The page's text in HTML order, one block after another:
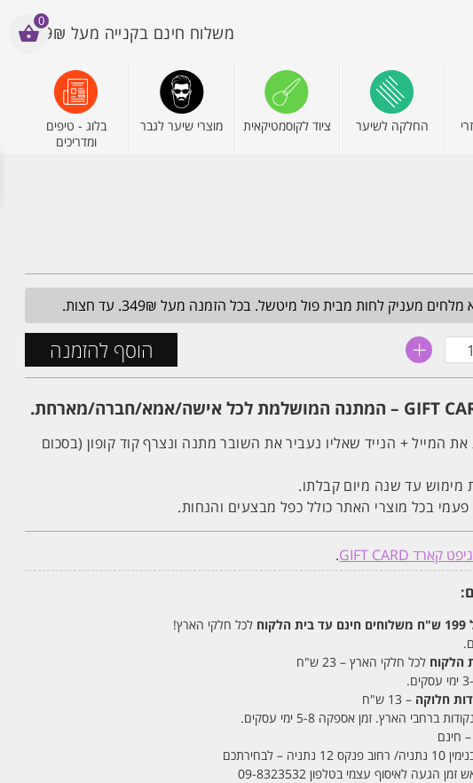
משלוח חינם בקנייה מעל 199₪
החלקה לשיער ציוד לקוסמטיקאית מוצרי שיער לגבר
בלוג - טיפים
ומדריכים
מעניק לחות מבית פול מיטשל. בכל הזמנה מעל 349₪. עד חצות.
+ הוסף להזמנה
המייל + הנייד שאליו נעביר את השובר מתנה ונצרף קוד קופון (בסכום
מימוש עד שנה מיום קבלתו.
בכל מוצרי האתר כולל כפל מבצעים והנחות.
גיפט קארד GIFT CARD
.
משלוחים חינם עד בית הלקוח לכל חלקי הארץ!
הלקוח לכל חלקי הארץ – 23 ש"ח
חלוקה – 13 ש"ח
– חינם
– לבחירתכם
הגעה לאיסוף עצמי בטלפון 09-8323532
0